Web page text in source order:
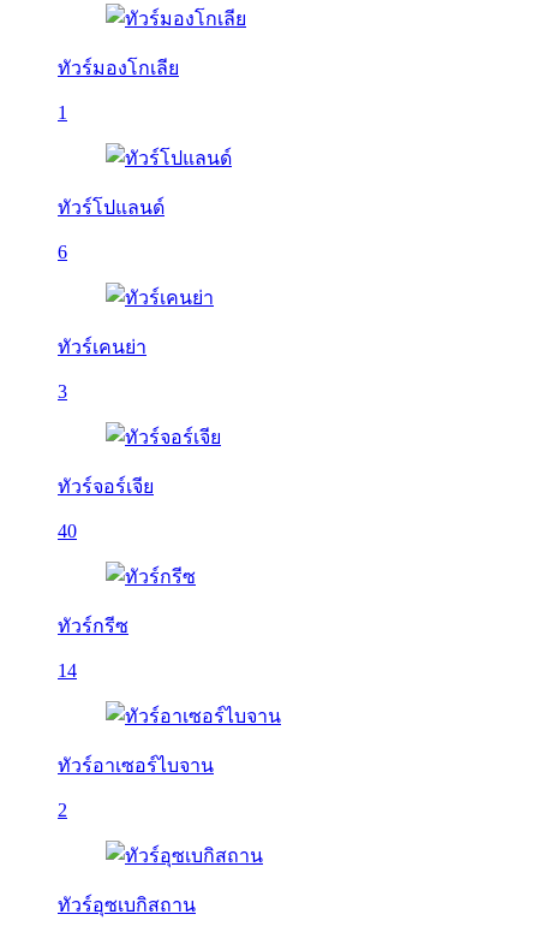
ทัวร์มองโกเลีย
1
ทัวร์โปแลนด์
6
ทัวร์เคนย่า
3
ทัวร์จอร์เจีย
40
ทัวร์กรีซ
14
ทัวร์อาเซอร์ไบจาน
2
ทัวร์อุซเบกิสถาน